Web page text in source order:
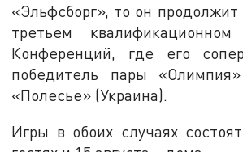
«Эльфсборг», то он
третьем
Конференций, где его
победитель пары
«Полесье» (Украина).
Игры в обоих случаях